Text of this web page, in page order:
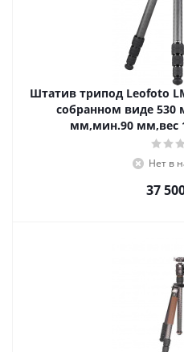
Штатив трипод Leofoto
собранном виде 530
мм,мин.90 мм,вес
Нет в
37